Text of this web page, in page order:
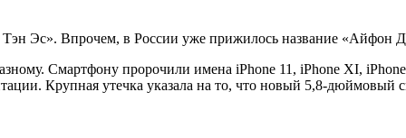
Эс». Впрочем, в России уже прижилось название «Айфон
Смартфону пророчили имена iPhone 11, iPhone XI,
Крупная утечка указала на то, что новый 5,8-